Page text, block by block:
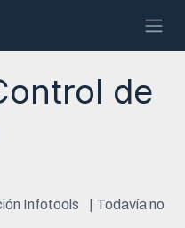
de
Infotools
| Todavía no